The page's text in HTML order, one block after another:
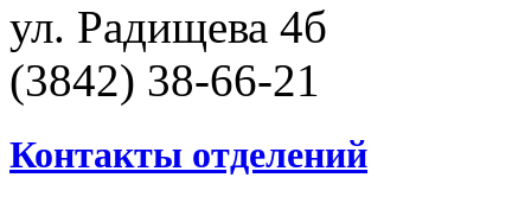
ул. Радищева 4б
(3842) 38-66-21
Контакты отделений